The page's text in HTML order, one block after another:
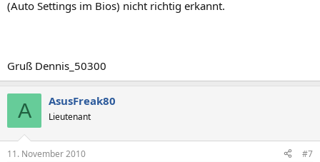
(Auto Settings im Bios) nicht richtig erkannt.
Gruß Dennis_50300
A AsusFreak80
Lieutenant
11. November 2010 #7